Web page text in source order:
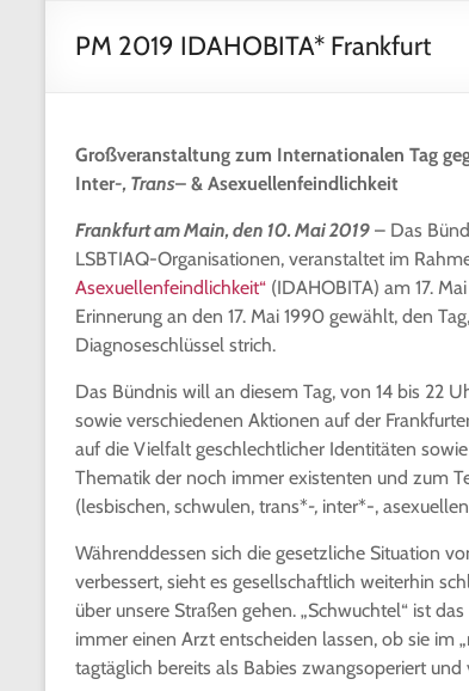
PM 2019 IDAHOBITA* Frankfurt
Großveranstaltung zum Internationalen Tag
Inter-, Trans– & Asexuellenfeindlichkeit
Frankfurt am Main, den 10. Mai 2019 – Das
LSBTIAQ-Organisationen, veranstaltet im
Asexuellenfeindlichkeit“ (IDAHOBITA) am 17.
Erinnerung an den 17. Mai 1990 gewählt, den
Diagnoseschlüssel strich.
Das Bündnis will an diesem Tag, von 14 bis 22
sowie verschiedenen Aktionen auf der
auf die Vielfalt geschlechtlicher Identitäten
Thematik der noch immer existenten und zum
(lesbischen, schwulen, trans*-, inter*-,
Währenddessen sich die gesetzliche Situation
verbessert, sieht es gesellschaftlich weiterhin
über unsere Straßen gehen. „Schwuchtel“ ist
immer einen Arzt entscheiden lassen, ob sie im
tagtäglich bereits als Babies zwangsoperiert